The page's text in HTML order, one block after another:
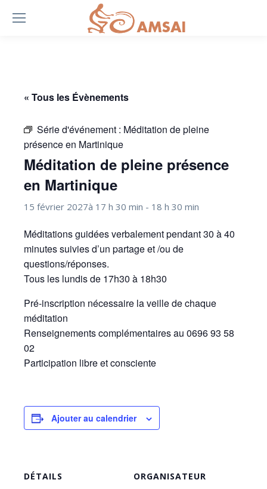
« Tous les Évènements
Série d'événement : Méditation de pleine
présence en Martinique
Méditation de pleine présence
en Martinique
15 février 2027à 17 h 30 min - 18 h 30 min
Méditations guidées verbalement pendant 30 à 40
minutes suivies d’un partage et /ou de
questions/réponses.
Tous les lundis de 17h30 à 18h30
Pré-inscription nécessaire la veille de chaque
méditation
Renseignements complémentaires au 0696 93 58
02
Participation libre et consciente
Ajouter au calendrier
DÉTAILS ORGANISATEUR